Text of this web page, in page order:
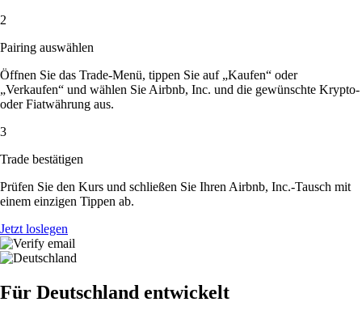
2
Pairing auswählen
Öffnen Sie das Trade-Menü, tippen Sie auf „Kaufen“ oder
„Verkaufen“ und wählen Sie Airbnb, Inc. und die gewünschte Krypto-
oder Fiatwährung aus.
3
Trade bestätigen
Prüfen Sie den Kurs und schließen Sie Ihren Airbnb, Inc.-Tausch mit
einem einzigen Tippen ab.
Jetzt loslegen
Für Deutschland entwickelt